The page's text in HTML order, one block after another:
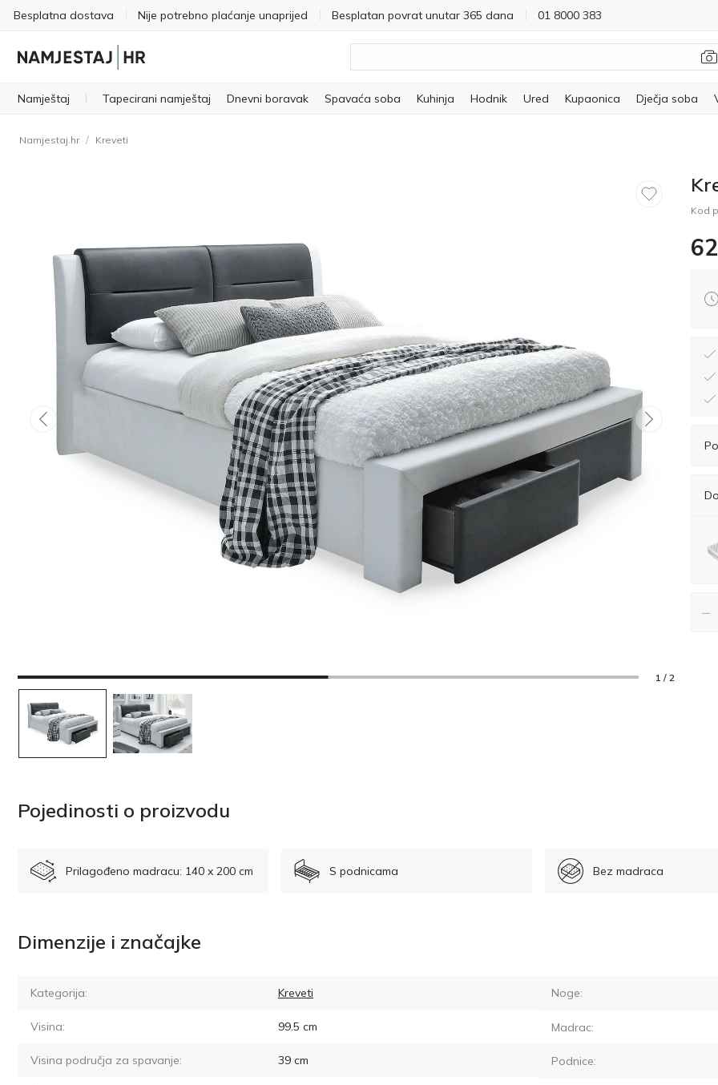
Besplatna dostava Nije potrebno plaćanje unaprijed Besplatan povrat unutar 365 dana 01 8000 383
Namještaj Tapecirani namještaj Dnevni boravak Spavaća soba Kuhinja Hodnik Ured Kupaonica Dječja soba
Namjestaj.hr / Kreveti
1 / 2
Kod
−
Pojedinosti o proizvodu
Prilagođeno madracu: 140 x 200 cm S podnicama Bez madraca
Dimenzije i značajke
Kategorija: Kreveti
Visina: 99.5 cm
Visina područja za spavanje: 39 cm
Noge:
Madrac:
Podnice: